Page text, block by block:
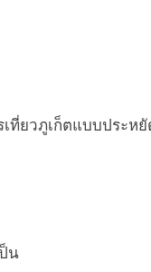
ที่ยวภูเก็ตแบบประห
น